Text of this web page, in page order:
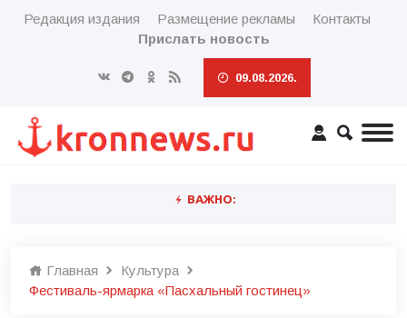
Редакция издания Размещение рекламы
Контакты
Прислать новость
09.08.2026.
ВАЖНО:
Главная
Культура
Фестиваль-ярмарка «Пасхальный гостинец»